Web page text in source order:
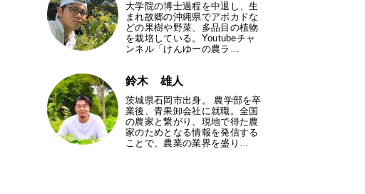
大学院の博士過程を中退し、生
まれ故郷の沖縄県でアボカドな
どの果樹や野菜、多品目の植物
を栽培している。Youtubeチャ
ンネル「けんゆーの農ラ…
鈴木 雄人
茨城県石岡市出身。 農学部を卒
業後、青果卸会社に就職。全国
の農家と繋がり、現地で得た農
家のためとなる情報を発信する
ことで、農業の業界を盛り…